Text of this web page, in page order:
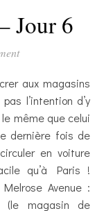
Jour 6
l’intention d’y
même que celui
dernière fois de
en voiture
qu’à Paris !
Avenue :
(le magasin de